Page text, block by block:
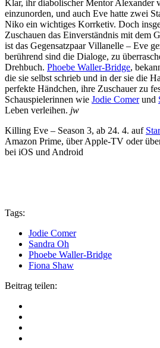
Klar, ihr diabolischer Mentor Alexander
einzunorden, und auch Eve hatte zwei
Niko ein wichtiges Korrketiv. Doch
Zuschauen das Einverständnis mit dem
ist das Gegensatzpaar Villanelle – Eve
berührend sind die Dialoge, zu
Drehbuch. Phoebe Waller-Bridge,
die sie selbst schrieb und in der sie die
perfekte Händchen, ihre Zuschauer zu
Schauspielerinnen wie Jodie Comerund
Leben verleihen. jw
Killing Eve – Season 3, ab 24. 4. auf
Amazon Prime, über Apple-TV oder
bei iOS und Android
Tags:
Jodie Comer
Sandra Oh
Phoebe Waller-Bridge
Fiona Shaw
Beitrag teilen: